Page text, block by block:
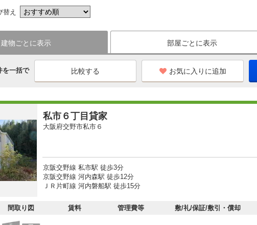
替え
建物ごとに表示 部屋ごとに表示
を一括で お気に入りに追加
私市６丁目貸家
大阪府交野市私市６
京阪交野線 私市駅 徒歩3分
京阪交野線 河内森駅 徒歩12分
ＪＲ片町線 河内磐船駅 徒歩15分
間取り図 賃料 管理費等 敷/礼/保証/敷引・償却